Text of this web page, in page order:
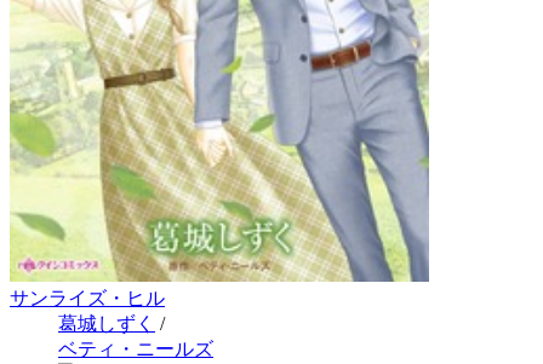
サンライズ・ヒル
葛城しずく /
ベティ・ニールズ